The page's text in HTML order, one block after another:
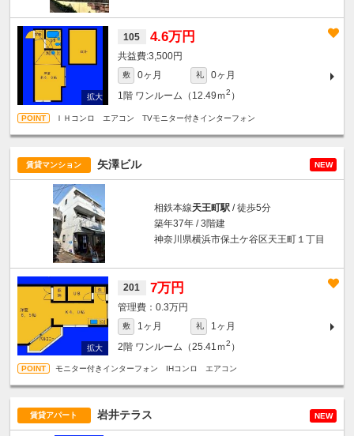
105 4.6万円
3,500円
敷 0ヶ月 礼
0ヶ月
1階 ワンルーム（12.49ｍ2 ）
ＩＨコンロ エアコン TVモニター付きインターフォン
賃貸マンション 矢澤ビル NEW
相鉄本線天王町駅 / 徒歩5分
築年37年 / 3階建
神奈川県横浜市保土ケ谷区天王町１丁目
201 7万円
0.3万円
敷 1ヶ月 礼
1ヶ月
2階 ワンルーム（25.41ｍ2 ）
モニター付きインターフォン IHコンロ エアコン
賃貸アパート 岩井テラス NEW